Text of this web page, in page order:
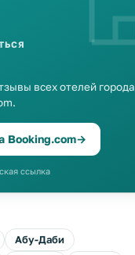
всех отелей города
Booking.com→
ссылка
Абу-Даби